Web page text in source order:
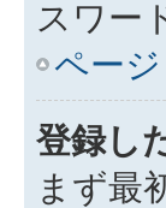
スワー
ペー
登録し
まず最